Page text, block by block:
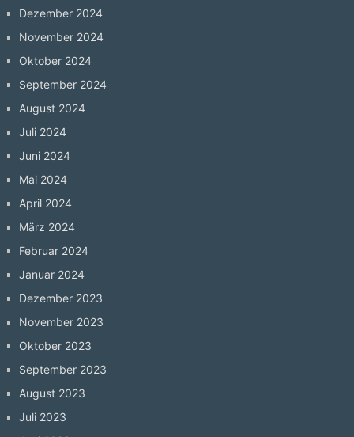
Dezember 2024
November 2024
Oktober 2024
September 2024
August 2024
Juli 2024
Juni 2024
Mai 2024
April 2024
März 2024
Februar 2024
Januar 2024
Dezember 2023
November 2023
Oktober 2023
September 2023
August 2023
Juli 2023